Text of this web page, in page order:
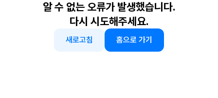
알 수 없는 오류가 발생했습니다.
다시 시도해주세요.
새로고침 홈으로 가기